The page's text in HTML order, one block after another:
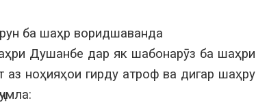
ба шаҳр воридшаванда
Душанбе дар як шабонарӯз ба шаҳри
ноҳияҳои гирду атроф ва дигар шаҳру